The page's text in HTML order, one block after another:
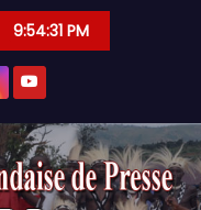
9:54:32 PM